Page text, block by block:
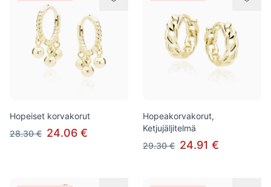
Hopeiset korvakorut
28.30 € 24.06 €
Hopeakorvakorut,
Ketjujäljitelmä
29.30 € 24.91 €